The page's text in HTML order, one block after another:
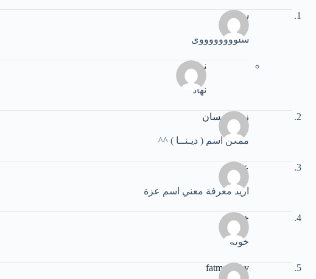
سلوى
سلووووووووى
نهاد
نهاد
زهرة نيسان
ممكن اسم ( ديـنــا ) ^^
عزة
اريد معرفة معني اسم عزة
خولة
خولة
fatma fathy